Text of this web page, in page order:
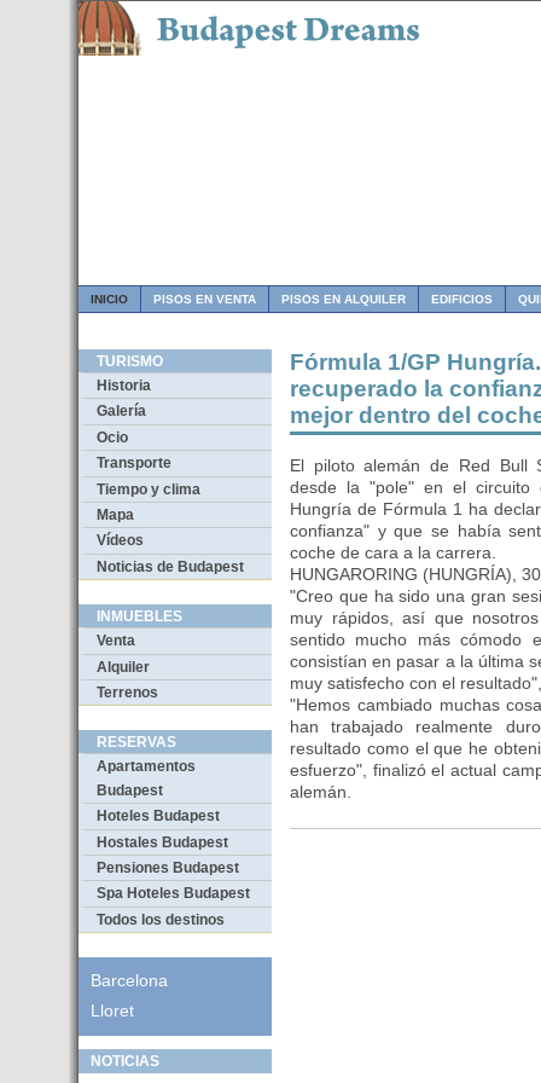
INICIO PISOS EN VENTA PISOS EN ALQUILER EDIFICIOS
TURISMO
Historia
Galería
Ocio
Transporte
Tiempo y clima
Mapa
Vídeos
Noticias de Budapest
INMUEBLES
Venta
Alquiler
Terrenos
RESERVAS
Apartamentos
Budapest
Hoteles Budapest
Hostales Budapest
Pensiones Budapest
Spa Hoteles Budapest
Todos los destinos
Barcelona
Lloret
NOTICIAS
Fórmula 1/GP
recuperado la
mejor dentro del
El piloto alemán de Red Bull
desde la "pole" en el circuito
Hungría de Fórmula 1 ha
confianza" y que se había
coche de cara a la carrera.
HUNGARORING (HUNGRÍA),
"Creo que ha sido una gran
muy rápidos, así que
sentido mucho más
consistían en pasar a la última
muy satisfecho con el
"Hemos cambiado muchas
han trabajado realmente
resultado como el que he
esfuerzo", finalizó el actual
alemán.